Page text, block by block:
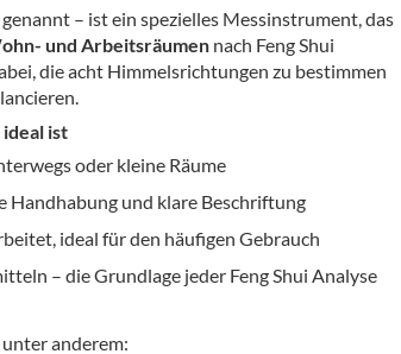
– ist ein spezielles Messinstrument, das
und Arbeitsräumen nach Feng Shui
die acht Himmelsrichtungen zu bestimmen
ideal ist
oder kleine Räume
Handhabung und klare Beschriftung
ideal für den häufigen Gebrauch
– die Grundlage jeder Feng Shui Analyse
anderem: